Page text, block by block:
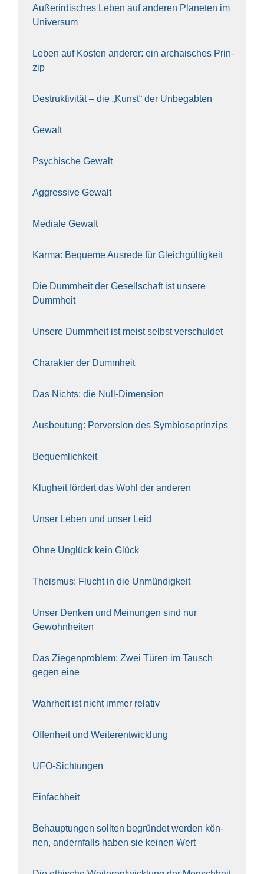
Außer­ir­di­sches Leben auf ande­ren Pla­ne­ten im
Uni­ver­sum
Leben auf Kos­ten ande­rer: ein archai­sches Prin­
zip
Destruk­ti­vi­tät – die „Kunst“ der Unbe­gab­ten
Gewalt
Psy­chi­sche Gewalt
Aggres­si­ve Gewalt
Media­le Gewalt
Kar­ma: Beque­me Aus­re­de für Gleich­gül­tig­keit
Die Dumm­heit der Gesell­schaft ist unse­re
Dumm­heit
Unse­re Dumm­heit ist meist selbst ver­schul­det
Cha­rak­ter der Dumm­heit
Das Nichts: die Null-Dimen­si­on
Aus­beu­tung: Per­ver­si­on des Sym­bio­se­prin­zips
Bequem­lich­keit
Klug­heit för­dert das Wohl der ande­ren
Unser Leben und unser Leid
Ohne Unglück kein Glück
The­is­mus: Flucht in die Unmün­dig­keit
Unser Den­ken und Mei­nun­gen sind nur
Gewohn­hei­ten
Das Zie­gen­pro­blem: Zwei Türen im Tausch
gegen eine
Wahr­heit ist nicht immer rela­tiv
Offen­heit und Wei­ter­ent­wick­lung
UFO-Sich­tun­gen
Ein­fach­heit
Behaup­tun­gen soll­ten begrün­det wer­den kön­
nen, andern­falls haben sie kei­nen Wert